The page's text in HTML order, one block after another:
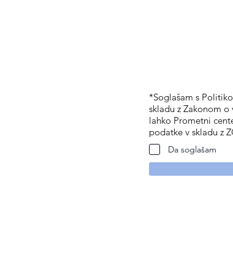
*Soglašam s
skladu z Zakonom
lahko Prometni
podatke v skladu z
Da soglašam